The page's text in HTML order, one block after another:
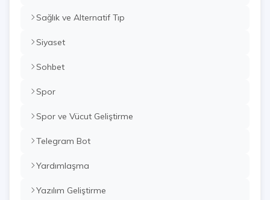
Sağlık ve Alternatif Tıp
Siyaset
Sohbet
Spor
Spor ve Vücut Geliştirme
Telegram Bot
Yardımlaşma
Yazılım Geliştirme